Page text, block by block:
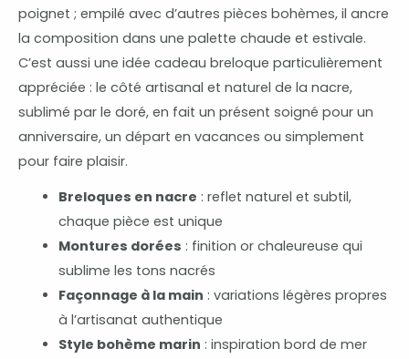
poignet ; empilé avec d’autres pièces bohèmes, il ancre
la composition dans une palette chaude et estivale.
C’est aussi une idée cadeau breloque particulièrement
appréciée : le côté artisanal et naturel de la nacre,
sublimé par le doré, en fait un présent soigné pour un
anniversaire, un départ en vacances ou simplement
pour faire plaisir.
Breloques en nacre : reflet naturel et subtil,
chaque pièce est unique
Montures dorées : finition or chaleureuse qui
sublime les tons nacrés
Façonnage à la main : variations légères propres
à l’artisanat authentique
Style bohème marin : inspiration bord de mer